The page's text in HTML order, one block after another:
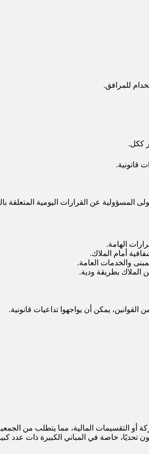
للمرافق.
ككل.
قانونية.
المسؤولية عن القرارات اليومية المتعلقة
الهامة.
أمام الملاك.
والخدمات العامة.
الملاك بطريقة ودية.
يمكن أن يواجهوا تداعيات قانونية.
أو التقسيمات المالية، مما يتطلب من
تحديًا، خاصة في المباني الكبيرة ذات عدد